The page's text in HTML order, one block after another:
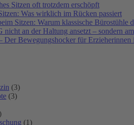
Sitzen oft trotzdem erschöpft
Was wirklich im Rücken passiert
Sitzen: Warum klassische Bürostühle
an der Haltung ansetzt – sondern
Bewegungshocker für
(3)
(3)
(1)